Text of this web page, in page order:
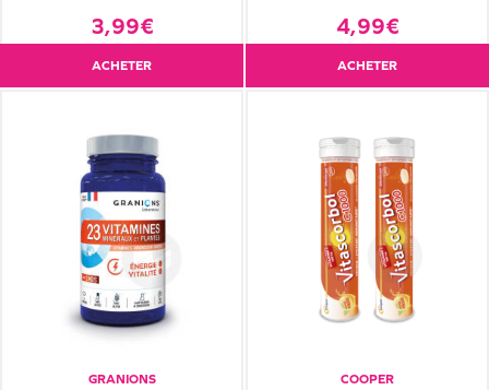
3,99€
ACHETER
4,99€
ACHETER
GRANIONS
COOPER